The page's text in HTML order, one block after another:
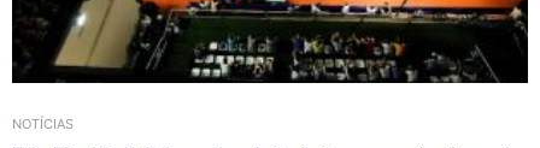
NOTÍCIAS